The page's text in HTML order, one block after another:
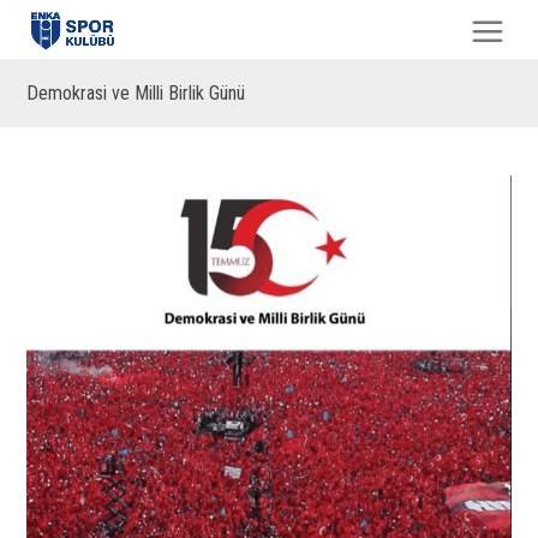
Demokrasi ve Milli Birlik Günü